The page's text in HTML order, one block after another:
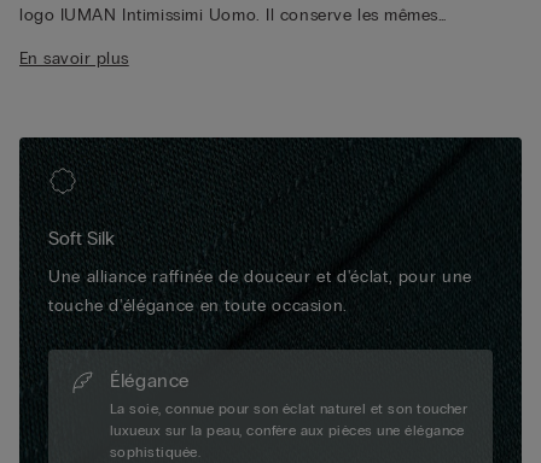
logo IUMAN Intimissimi Uomo. Il conserve les mêmes
celui présenté sur cette page.
En savoir plus
Soft Silk
Une alliance raffinée de douceur et d'éclat, pour une
touche d'élégance en toute occasion.
Élégance
La soie, connue pour son éclat naturel et son toucher
luxueux sur la peau, confère aux pièces une élégance
sophistiquée.